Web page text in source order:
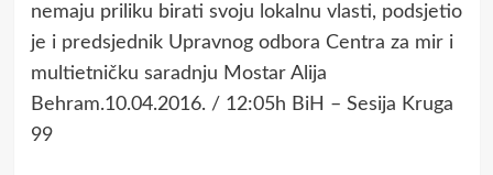
nemaju priliku birati svoju lokalnu vlasti, podsjetio
je i predsjednik Upravnog odbora Centra za mir i
multietničku saradnju Mostar Alija
Behram.10.04.2016. / 12:05h BiH – Sesija Kruga
99